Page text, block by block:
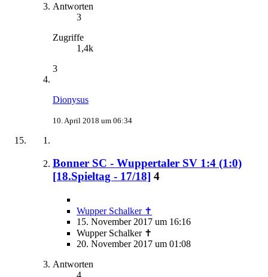
Antworten
3
Zugriffe
1,4k
3
Dionysus
10. April 2018 um 06:34
Bonner SC - Wuppertaler SV 1:4 (1:0)
[18.Spieltag - 17/18] 4
Wupper Schalker ✝
15. November 2017 um 16:16
Wupper Schalker ✝
20. November 2017 um 01:08
Antworten
4